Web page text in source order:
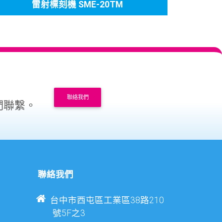
雷射標刻機 SME-20TM
繫。
聯絡我們
聯絡我們
台中市西屯區工業區38路210
號5F之3